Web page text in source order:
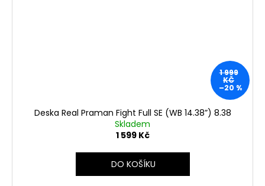
1 999
KČ
–20 %
Deska Real Praman Fight Full SE (WB 14.38”) 8.38
Skladem
1 599 Kč
DO KOŠÍKU